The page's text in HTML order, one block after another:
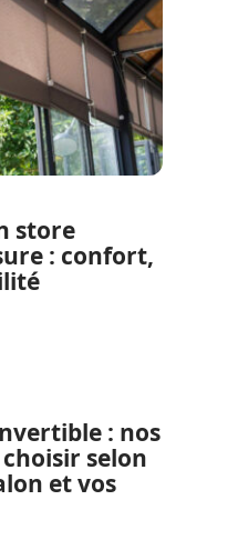
store
: confort,
: nos
selon
et vos